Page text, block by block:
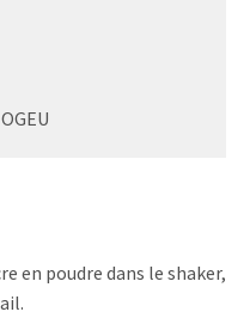
en poudre dans le shaker,